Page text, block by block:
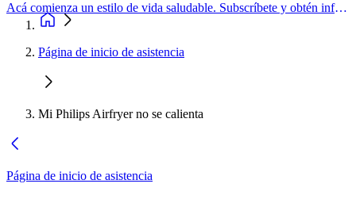
Acá comienza un estilo de vida saludable. Subscríbete y obtén información de primera mano
Página de inicio de asistencia
Mi Philips Airfryer no se calienta
Página de inicio de asistencia